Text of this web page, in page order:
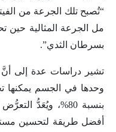
مل الجرعة المثالية حين
بسرطان الثدي”.
وحدها في الجسم يمكنها
بنسبة 80%، ويُعَدُّ
أفضل طريقة لتحسين